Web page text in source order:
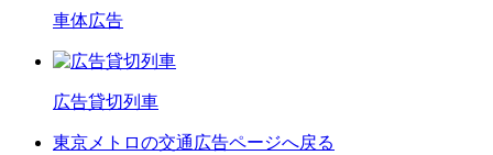
車体広告
広告貸切列車
東京メトロの交通広告ページへ戻る